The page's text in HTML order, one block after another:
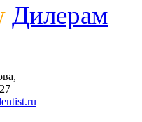
Дилерам